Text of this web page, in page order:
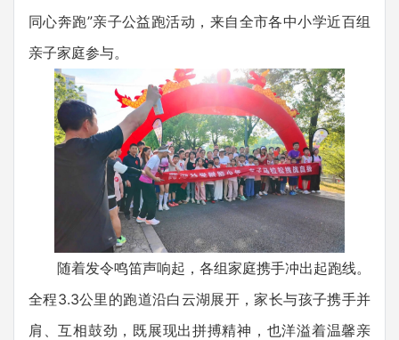
同心奔跑”亲子公益跑活动，来自全市各中小学近百组
亲子家庭参与。
随着发令鸣笛声响起，各组家庭携手冲出起跑线。
全程3.3公里的跑道沿白云湖展开，家长与孩子携手并
肩、互相鼓劲，既展现出拼搏精神，也洋溢着温馨亲